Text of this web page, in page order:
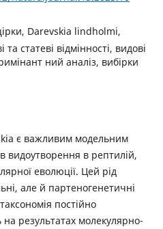
Darevskia lindholmi,
статеві відмінності, видові
ний аналіз, вибірки
є важливим модельним
видоутворення в рептилій,
еволюції. Цей рід
але й партеногенетичні
постійно
результатах молекулярно-